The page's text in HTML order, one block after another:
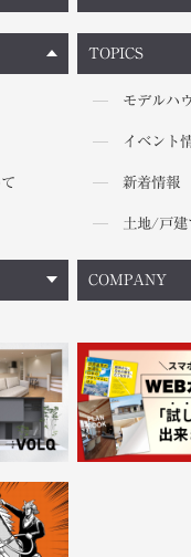
TOPICS
モデルハ
イベント
新着情報
土地/戸建
COMPANY